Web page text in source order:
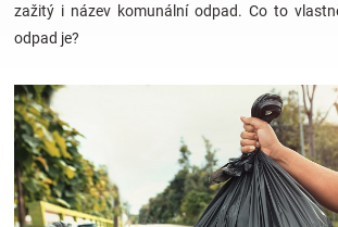
Hračky
a
zábava
pro
zažitý i název komunální odpad. Co to
odpad je?